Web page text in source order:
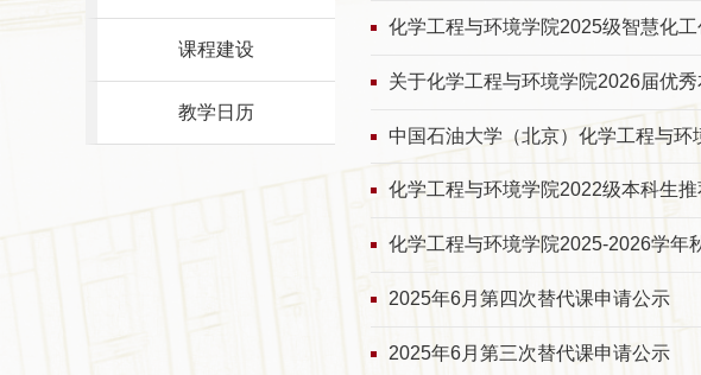
课程建设
教学日历
化学工程与环境学院2025级智慧化
关于化学工程与环境学院2026届优
中国石油大学（北京）化学工程与
化学工程与环境学院2022级本科生
化学工程与环境学院2025-2026学年
2025年6月第四次替代课申请公示
2025年6月第三次替代课申请公示